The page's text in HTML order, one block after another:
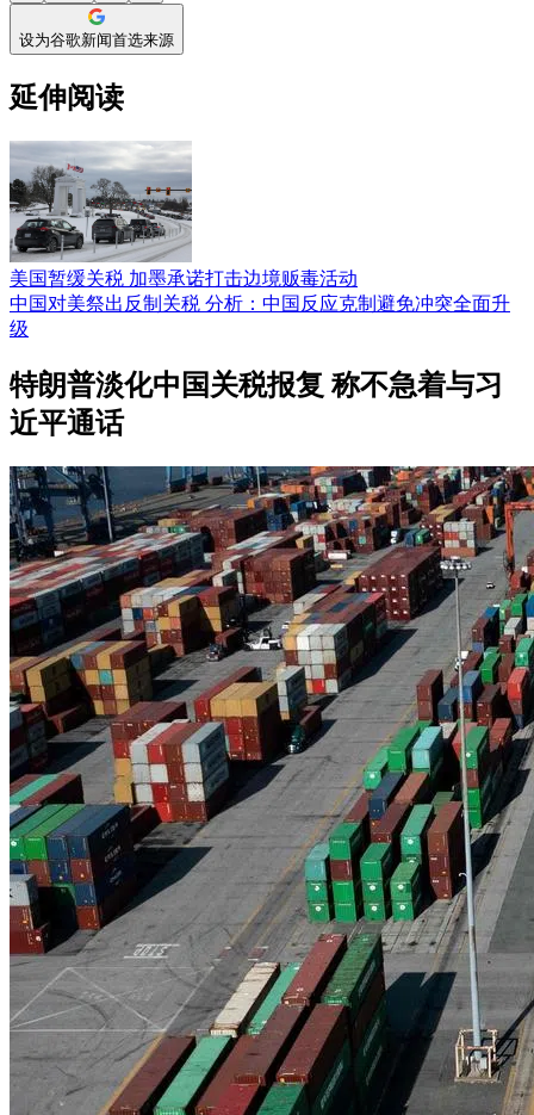
设为谷歌新闻首选来源
延伸阅读
美国暂缓关税 加墨承诺打击边境贩毒活动
中国对美祭出反制关税 分析：中国反应克制避免冲突全面升
级
特朗普淡化中国关税报复 称不急着与习
近平通话